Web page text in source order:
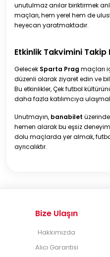
unutulmaz anılar biriktirmek
maçları, hem yerel hem de
heyecan yaratmaktadır.
Etkinlik Takvimini Takip
Gelecek Sparta Prag maçları
düzenli olarak ziyaret edin ve
Bu etkinlikler, Çek futbol
daha fazla katılımcıya
Unutmayın, banabilet
hemen alarak bu eşsiz
dolu maçlarda yer almak,
ayrıcalıktır.
Bize Ulaşın
Hakkımızda
Alıcı Garantisi